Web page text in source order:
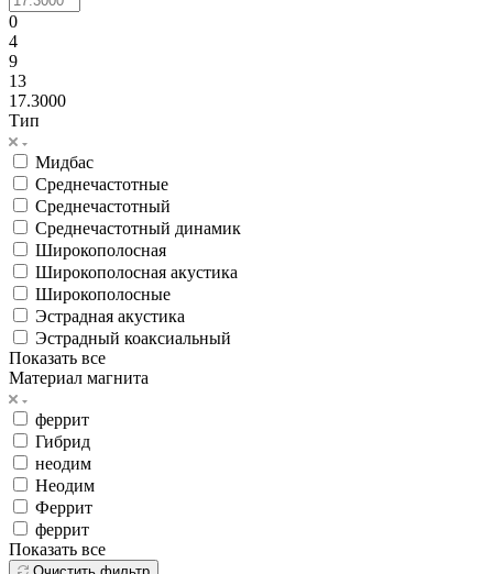
0
4
9
13
17.3000
Тип
Мидбас
Среднечастотные
Среднечастотный
Среднечастотный динамик
Широкополосная
Широкополосная акустика
Широкополосные
Эстрадная акустика
Эстрадный коаксиальный
Показать все
Материал магнита
феррит
Гибрид
неодим
Неодим
Феррит
феррит
Показать все